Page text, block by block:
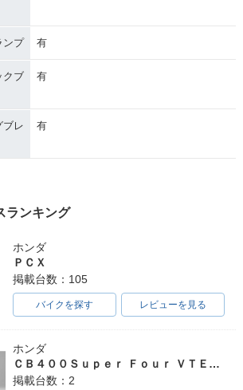
ンプ 有
クブ
有
ブレ
有
ランキング
ホンダ
ＰＣＸ
掲載台数：105
バイクを探す レビューを見る
ホンダ
ＣＢ４００Ｓｕｐｅｒ Ｆｏｕｒ ＶＴＥＣ ＳＰＥＣ３
掲載台数：2